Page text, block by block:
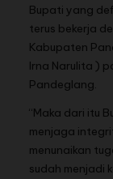
Bupati yang
terus bekerja
Kabupaten
Irna Narulita )
Pandeglang.
“Maka dari itu
menjaga
menunaikan
sudah menjadi